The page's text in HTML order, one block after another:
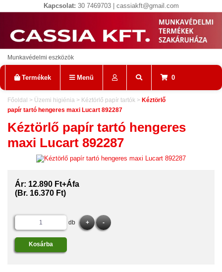
Kapcsolat: 30 7469703 | cassiakft@gmail.com
Munkavédelmi eszközök
Termékek Menü 0
Főoldal > Üzemi higiénia > Kéztörlő papír tartók > Kéztörlő
papír tartó hengeres maxi Lucart 892287
Kéztörlő papír tartó hengeres
maxi Lucart 892287
Ár: 12.890 Ft+Áfa
(Br. 16.370 Ft)
db